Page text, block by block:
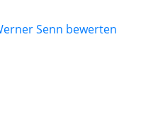
Senn bewerten